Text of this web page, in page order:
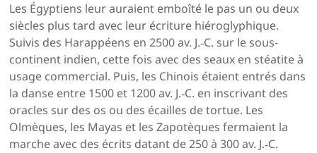
Les Égyptiens leur auraient emboîté le pas un ou deux
siècles plus tard avec leur écriture hiéroglyphique.
Suivis des Harappéens en 2500 av. J.‑C. sur le sous-
continent indien, cette fois avec des seaux en stéatite à
usage commercial. Puis, les Chinois étaient entrés dans
la danse entre 1500 et 1200 av. J.‑C. en inscrivant des
oracles sur des os ou des écailles de tortue. Les
Olmèques, les Mayas et les Zapotèques fermaient la
marche avec des écrits datant de 250 à 300 av. J.‑C.